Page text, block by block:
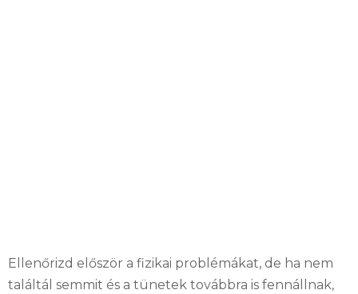
Ellenőrizd először a fizikai problémákat, de ha nem
találtál semmit és a tünetek továbbra is fennállnak,